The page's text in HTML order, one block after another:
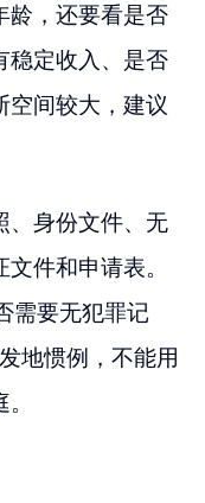
龄，还要看是否
稳定收入、是否
空间较大，建议
、身份文件、无
件和申请表。
需要无犯罪记
地惯例，不能用